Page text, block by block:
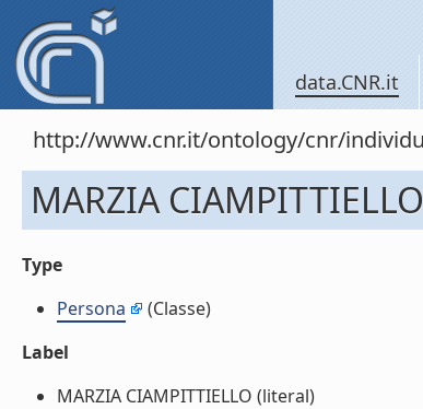
data.CNR.it
http://www.cnr.it/ontology/cnr/
MARZIA CIAMPITTIELLO
Type
Persona
(Classe)
Label
MARZIA CIAMPITTIELLO (literal)